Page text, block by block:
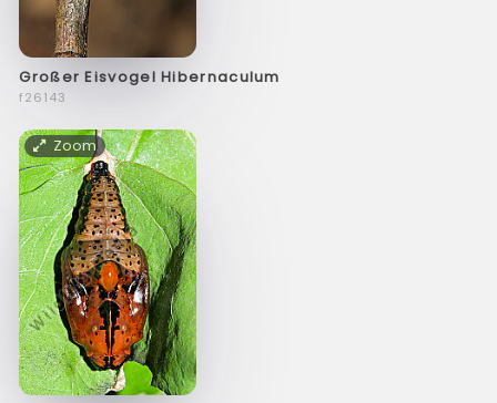
Großer Eisvogel Hibernaculum
f26143
Zoom